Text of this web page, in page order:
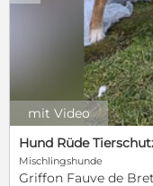
mit Video
Mischlingshunde
Griffon Fauve de